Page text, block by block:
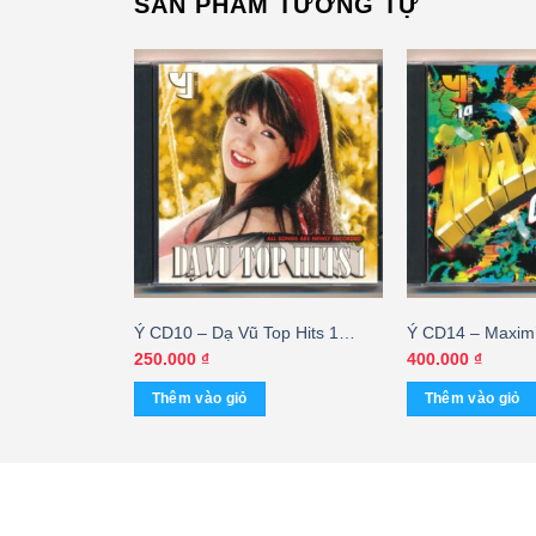
Ý CD10 – Dạ Vũ Top Hits 1
(Taiwan) KGTUS
250.000 ₫
Thêm vào giỏ
Ý CD14 –
(DADR) KGVHC
400.000 ₫
Thêm vào giỏ